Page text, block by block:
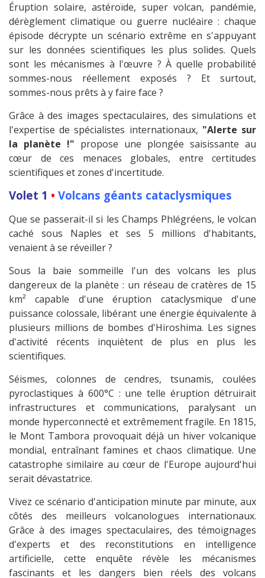
Éruption solaire, astéroïde, super volcan, pandémie,
dérèglement climatique ou guerre nucléaire : chaque
épisode décrypte un scénario extrême en s'appuyant
sur les données scientifiques les plus solides. Quels
sont les mécanismes à l'œuvre ? À quelle probabilité
sommes-nous réellement exposés ? Et surtout,
sommes-nous prêts à y faire face ?
Grâce à des images spectaculaires, des simulations et
l'expertise de spécialistes internationaux, "Alerte sur
la planète !" propose une plongée saisissante au
cœur de ces menaces globales, entre certitudes
scientifiques et zones d'incertitude.
Volet 1 • Volcans géants cataclysmiques
Que se passerait-il si les Champs Phlégréens, le volcan
caché sous Naples et ses 5 millions d'habitants,
venaient à se réveiller ?
Sous la baie sommeille l'un des volcans les plus
dangereux de la planète : un réseau de cratères de 15
km² capable d'une éruption cataclysmique d'une
puissance colossale, libérant une énergie équivalente à
plusieurs millions de bombes d'Hiroshima. Les signes
d'activité récents inquiètent de plus en plus les
scientifiques.
Séismes, colonnes de cendres, tsunamis, coulées
pyroclastiques à 600°C : une telle éruption détruirait
infrastructures et communications, paralysant un
monde hyperconnecté et extrêmement fragile. En 1815,
le Mont Tambora provoquait déjà un hiver volcanique
mondial, entraînant famines et chaos climatique. Une
catastrophe similaire au cœur de l'Europe aujourd'hui
serait dévastatrice.
Vivez ce scénario d'anticipation minute par minute, aux
côtés des meilleurs volcanologues internationaux.
Grâce à des images spectaculaires, des témoignages
d'experts et des reconstitutions en intelligence
artificielle, cette enquête révèle les mécanismes
fascinants et les dangers bien réels des volcans